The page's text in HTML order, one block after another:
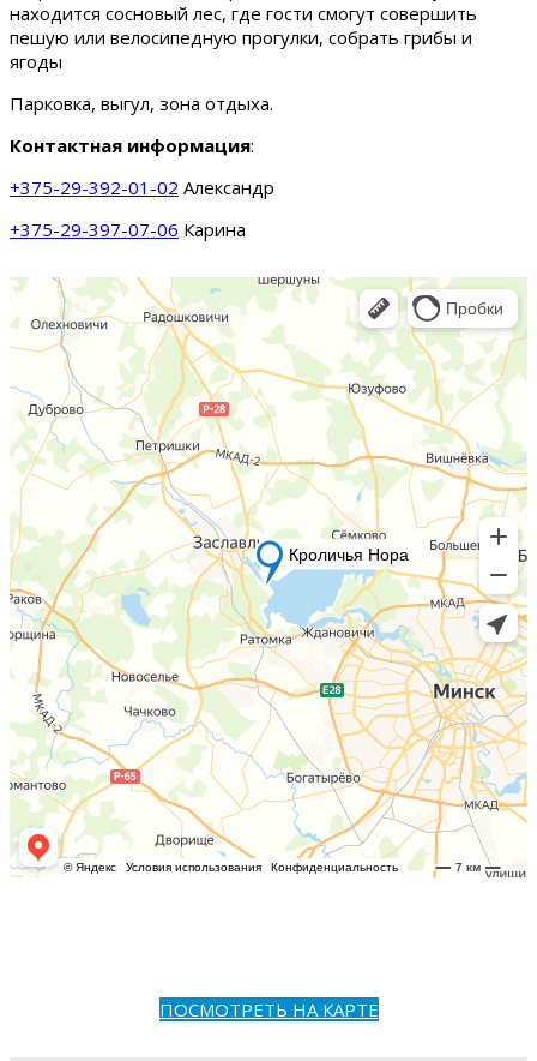
находится сосновый лес, где гости смогут совершить
пешую или велосипедную прогулки, собрать грибы и
ягоды
Парковка, выгул, зона отдыха.
Контактная информация:
+375-29-392-01-02 Александр
+375-29-397-07-06 Карина
ПОСМОТРЕТЬ НА КАРТЕ